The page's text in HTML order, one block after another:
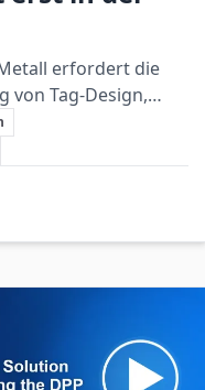
erfordert die
von Tag-Design,
eine gründliche
Einsatz.